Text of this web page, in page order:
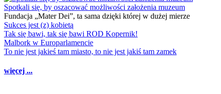
Spotkali się, by oszacować możliwości założenia muzeum
Fundacja „Mater Dei”, ta sama dzięki której w dużej mierze
Sukces jest (z) kobietą
Tak się bawi, tak się bawi ROD Kopernik!
Malbork w Europarlamencie
To nie jest jakieś tam miasto, to nie jest jakiś tam zamek
więcej ...